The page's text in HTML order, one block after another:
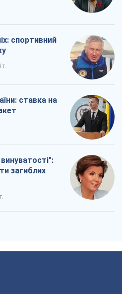
спортивний
т.
ставка на
загиблих